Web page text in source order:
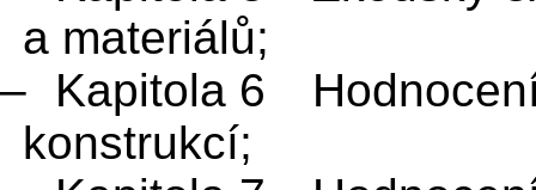
a materiálů;
–
Kapitola 6
konstrukcí;